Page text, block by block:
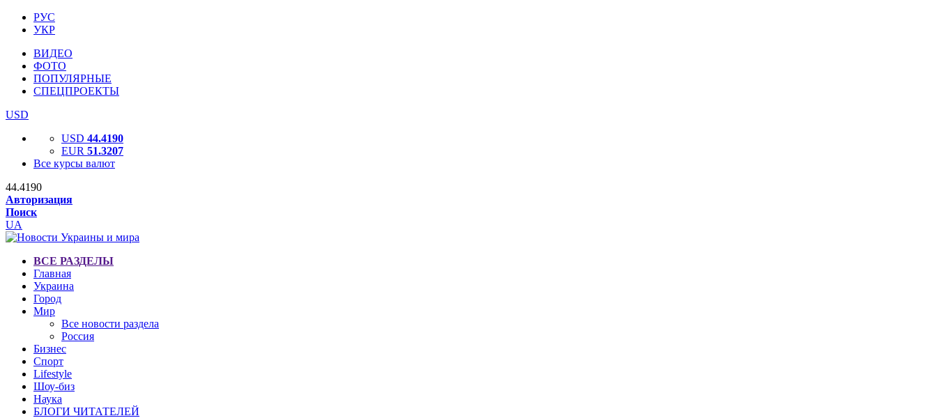
РУС
УКР
ВИДЕО
ФОТО
ПОПУЛЯРНЫЕ
СПЕЦПРОЕКТЫ
USD
USD 44.4190
EUR 51.3207
Все курсы валют
44.4190
Авторизация
Поиск
UA
ВСЕ РАЗДЕЛЫ
Главная
Украина
Город
Мир
Все новости раздела
Россия
Бизнес
Спорт
Lifestyle
Шоу-биз
Наука
БЛОГИ ЧИТАТЕЛЕЙ